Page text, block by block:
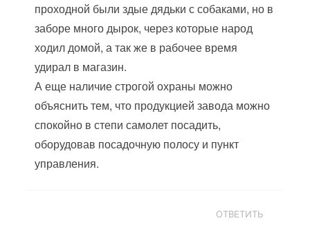
проходной были здые дядьки с собаками, но в
заборе много дырок, через которые народ
ходил домой, а так же в рабочее время
удирал в магазин.
А еще наличие строгой охраны можно
объяснить тем, что продукцией завода можно
спокойно в степи самолет посадить,
оборудовав посадочную полосу и пункт
управления.
ОТВЕТИТЬ